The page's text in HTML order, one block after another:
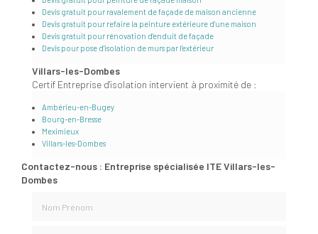
Devis gratuit pour ravalement de façade de maison ancienne
Devis gratuit pour refaire la peinture extérieure d'une maison
Devis gratuit pour rénovation d'enduit de façade
Devis pour pose d'isolation de murs par l'extérieur
Villars-les-Dombes
Certif Entreprise d'isolation intervient à proximité de :
Ambérieu-en-Bugey
Bourg-en-Bresse
Meximieux
Villars-les-Dombes
Contactez-nous : Entreprise spécialisée ITE Villars-les-
Dombes